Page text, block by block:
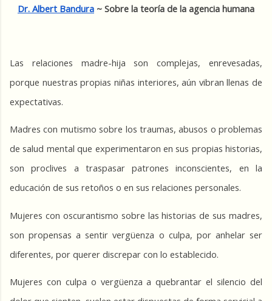
Dr. Albert Bandura ~ Sobre la teoría de la agencia humana
Las relaciones madre-hija son complejas, enrevesadas,
porque nuestras propias niñas interiores, aún vibran llenas de
expectativas.
Madres con mutismo sobre los traumas, abusos o problemas
de salud mental que experimentaron en sus propias historias,
son proclives a traspasar patrones inconscientes, en la
educación de sus retoños o en sus relaciones personales.
Mujeres con oscurantismo sobre las historias de sus madres,
son propensas a sentir vergüenza o culpa, por anhelar ser
diferentes, por querer discrepar con lo establecido.
Mujeres con culpa o vergüenza a quebrantar el silencio del